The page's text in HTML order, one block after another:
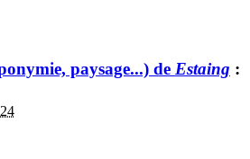
paysage...) de Estaing :